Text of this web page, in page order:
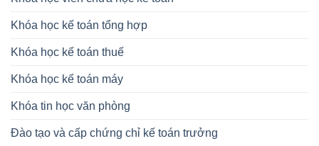
Khóa học kế toán tổng hợp
Khóa học kế toán thuế
Khóa học kế toán máy
Khóa tin học văn phòng
Đào tạo và cấp chứng chỉ kế toán trưởng